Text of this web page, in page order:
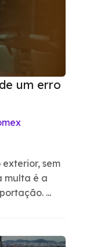
um erro
sem
multa é a
...